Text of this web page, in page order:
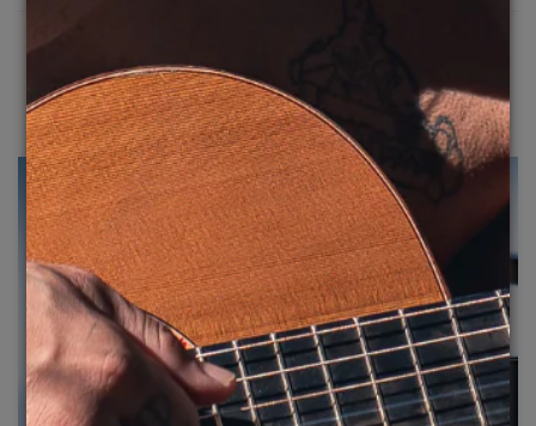
A gente sabe que as vezes você pode precisar, então
para trocar ou devolver, veja os prazos:
-> Devolução: até7 dias
-> Troca: até30 dias
Tudo rápido e fácil! Você pode solicitaraqui